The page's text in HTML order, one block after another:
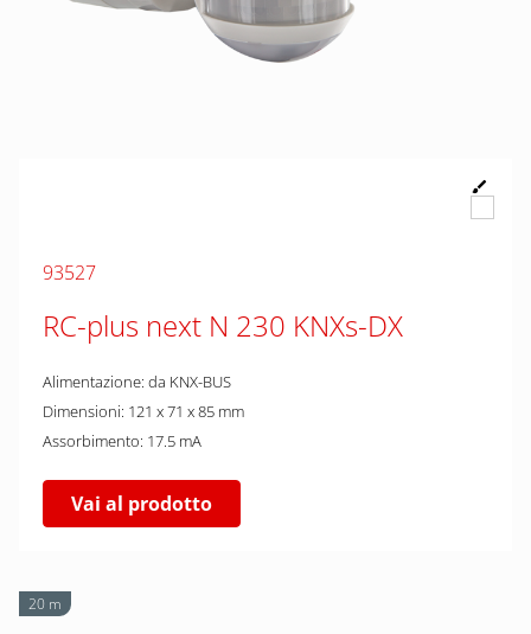
93527
RC-plus next N 230 KNXs-DX
Alimentazione: da KNX-BUS
Dimensioni: 121 x 71 x 85 mm
Assorbimento: 17.5 mA
Vai al prodotto
20 m